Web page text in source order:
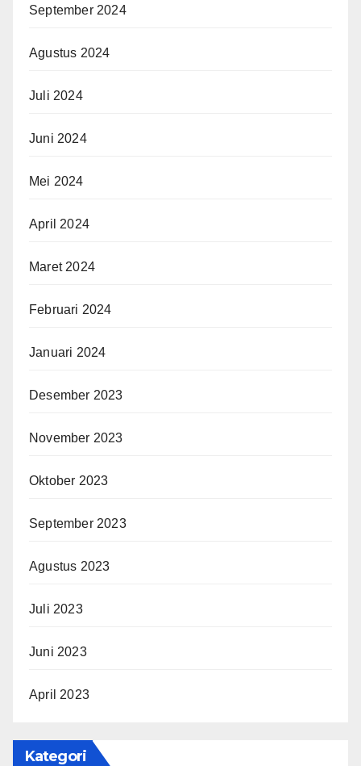
September 2024
Agustus 2024
Juli 2024
Juni 2024
Mei 2024
April 2024
Maret 2024
Februari 2024
Januari 2024
Desember 2023
November 2023
Oktober 2023
September 2023
Agustus 2023
Juli 2023
Juni 2023
April 2023
Kategori